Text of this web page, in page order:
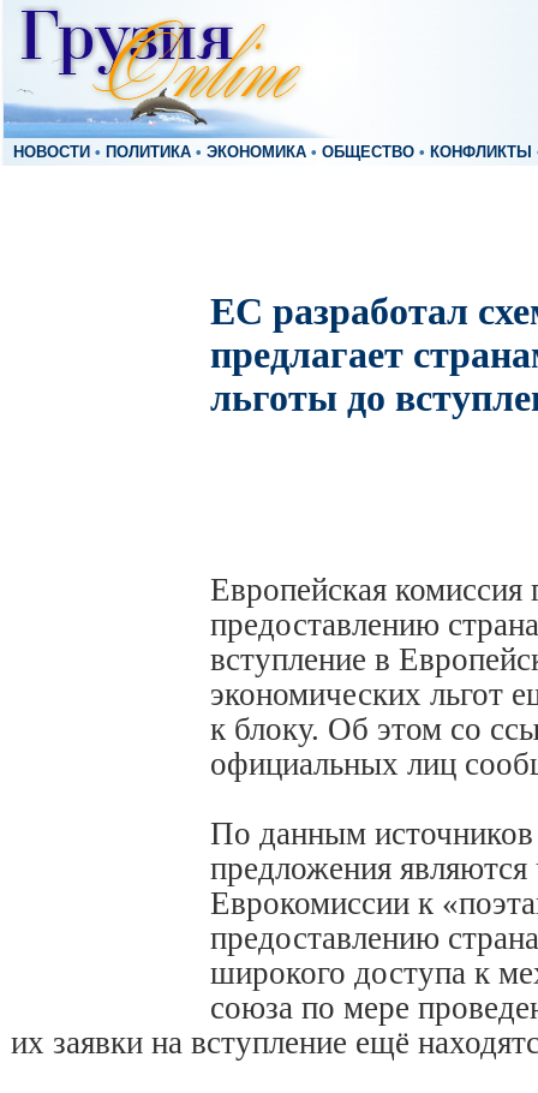
НОВОСТИ • ПОЛИТИКА • ЭКОНОМИКА • ОБЩЕСТВО • КОНФЛИКТЫ
ЕС разработал
предлагает
льготы до
Европейская комиссия
предоставлению
вступление в
экономических льгот
к блоку. Об этом со
официальных лиц
По данным источников
предложения
Еврокомиссии к
предоставлению
широкого доступа к
союза по мере
их заявки на вступление ещё